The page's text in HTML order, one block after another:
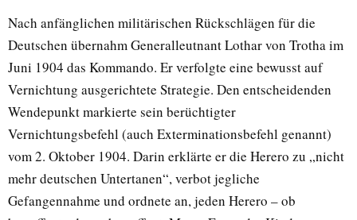
Nach anfänglichen militärischen Rückschlägen für die
Deutschen übernahm Generalleutnant Lothar von Trotha im
Juni 1904 das Kommando. Er verfolgte eine bewusst auf
Vernichtung ausgerichtete Strategie. Den entscheidenden
Wendepunkt markierte sein berüchtigter
Vernichtungsbefehl (auch Exterminationsbefehl genannt)
vom 2. Oktober 1904. Darin erklärte er die Herero zu „nicht
mehr deutschen Untertanen“, verbot jegliche
Gefangennahme und ordnete an, jeden Herero – ob